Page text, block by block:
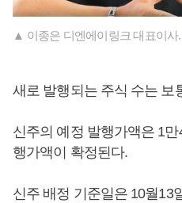
▲ 이종은 디엔에이링크 대표이사.
새로 발행되는 주식 수는 보
신주의 예정 발행가액은 1
행가액이 확정된다.
신주 배정 기준일은 10월13